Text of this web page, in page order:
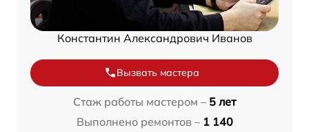
Константин Александрович Иванов
Вызвать мастера
Стаж работы мастером – 5 лет
Выполнено ремонтов – 1 140